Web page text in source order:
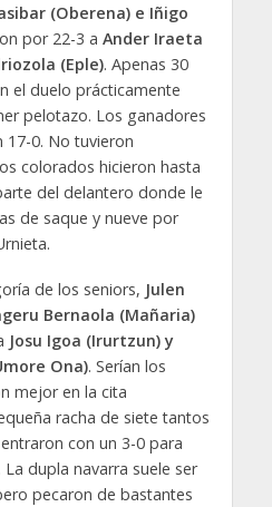
(Oberena) e Iñigo
por 22-3 a Ander Iraeta
(Eple). Apenas 30
el duelo prácticamente
pelotazo. Los ganadores
17-0. No tuvieron
colorados hicieron hasta
del delantero donde le
de saque y nueve por
de los seniors, Julen
Bernaola (Mañaria)
Josu Igoa (Irurtzun) y
Ona). Serían los
mejor en la cita
racha de siete tantos
con un 3-0 para
dupla navarra suele ser
pecaron de bastantes